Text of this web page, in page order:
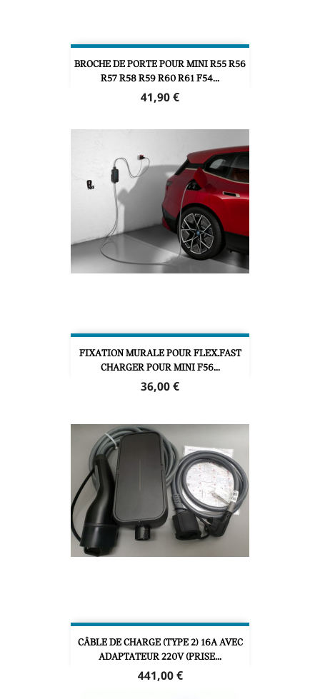
BROCHE DE PORTE POUR MINI R55 R56
R57 R58 R59 R60 R61 F54...
Prix
41,90 €
FIXATION MURALE POUR FLEX.FAST
CHARGER POUR MINI F56...
Prix
36,00 €
CÂBLE DE CHARGE (TYPE 2) 16A AVEC
ADAPTATEUR 220V (PRISE...
Prix
441,00 €